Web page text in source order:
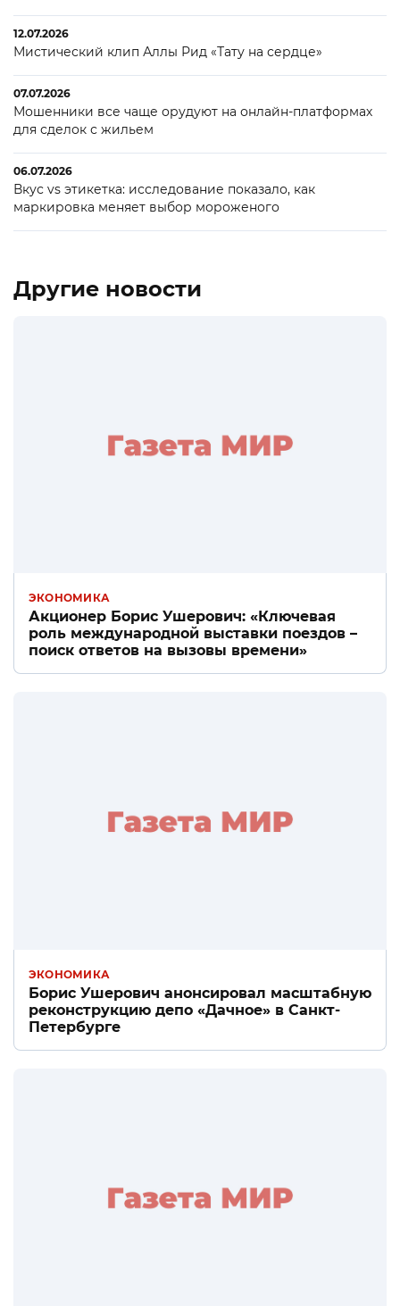
12.07.2026
Мистический клип Аллы Рид «Тату на сердце»
07.07.2026
Мошенники все чаще орудуют на онлайн-платформах
для сделок с жильем
06.07.2026
Вкус vs этикетка: исследование показало, как
маркировка меняет выбор мороженого
Другие новости
ЭКОНОМИКА
Акционер Борис Ушерович: «Ключевая
роль международной выставки поездов –
поиск ответов на вызовы времени»
ЭКОНОМИКА
Борис Ушерович анонсировал масштабную
реконструкцию депо «Дачное» в Санкт-
Петербурге